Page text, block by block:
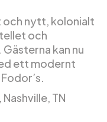
och nytt, kolonialt
och
kan nu
ett modernt
TN